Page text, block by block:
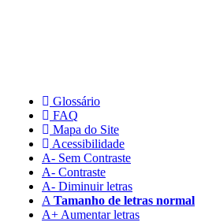
Glossário
FAQ
Mapa do Site
Acessibilidade
A- Sem Contraste
A- Contraste
A- Diminuir letras
A Tamanho de letras normal
A+ Aumentar letras